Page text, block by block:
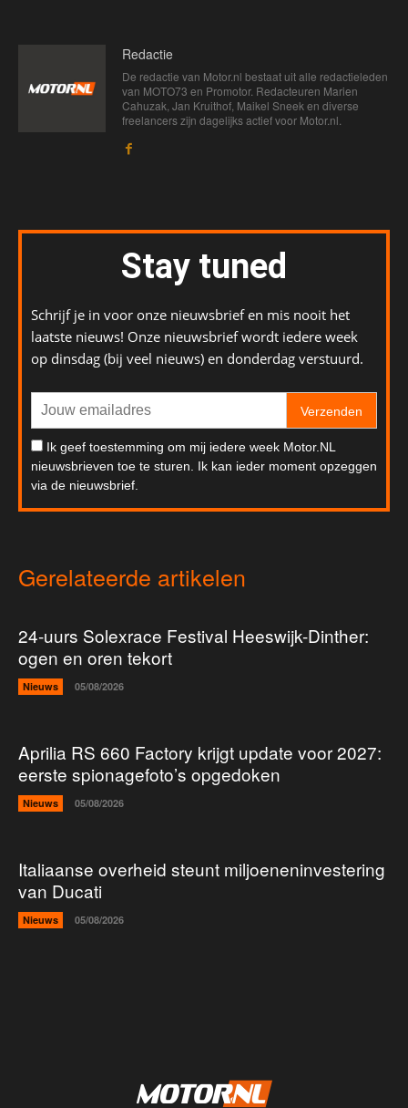
Redactie
De redactie van Motor.nl bestaat uit alle redactieleden
van MOTO73 en Promotor. Redacteuren Marien
Cahuzak, Jan Kruithof, Maikel Sneek en diverse
freelancers zijn dagelijks actief voor Motor.nl.
Stay tuned
Schrijf je in voor onze nieuwsbrief en mis nooit het
laatste nieuws! Onze nieuwsbrief wordt iedere week
op dinsdag (bij veel nieuws) en donderdag verstuurd.
Verzenden
Ik geef toestemming om mij iedere week Motor.NL
nieuwsbrieven toe te sturen. Ik kan ieder moment opzeggen
via de nieuwsbrief.
Gerelateerde artikelen
24-uurs Solexrace Festival Heeswijk-Dinther:
ogen en oren tekort
Nieuws 05/08/2026
Aprilia RS 660 Factory krijgt update voor 2027:
eerste spionagefoto’s opgedoken
Nieuws 05/08/2026
Italiaanse overheid steunt miljoeneninvestering
van Ducati
Nieuws 05/08/2026